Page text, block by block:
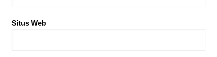
Situs Web